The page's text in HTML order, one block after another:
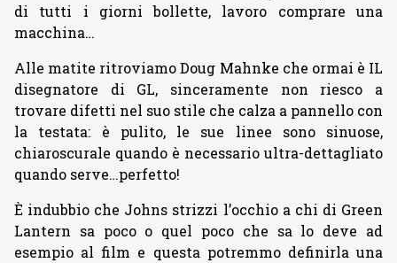
di tutti i giorni bollette, lavoro comprare una
macchina…
Alle matite ritroviamo Doug Mahnke che ormai è IL
disegnatore di GL, sinceramente non riesco a
trovare difetti nel suo stile che calza a pannello con
la testata: è pulito, le sue linee sono sinuose,
chiaroscurale quando è necessario ultra-dettagliato
quando serve…perfetto!
È indubbio che Johns strizzi l’occhio a chi di Green
Lantern sa poco o quel poco che sa lo deve ad
esempio al film e questa potremmo definirla una